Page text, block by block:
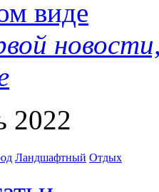
2022
Ландшафтный Отдых